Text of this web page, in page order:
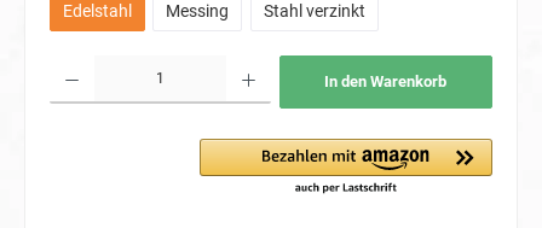
Edelstahl Messing Stahl verzinkt
In den Warenkorb